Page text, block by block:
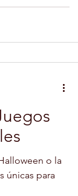
o la
únicas para